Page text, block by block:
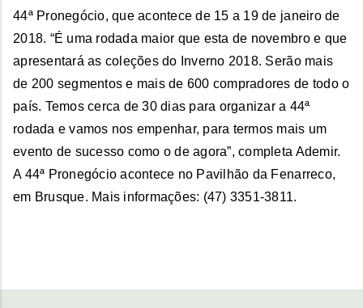
44ª Pronegócio, que acontece de 15 a 19 de janeiro de
2018. “É uma rodada maior que esta de novembro e que
apresentará as coleções do Inverno 2018. Serão mais
de 200 segmentos e mais de 600 compradores de todo o
país. Temos cerca de 30 dias para organizar a 44ª
rodada e vamos nos empenhar, para termos mais um
evento de sucesso como o de agora”, completa Ademir.
A 44ª Pronegócio acontece no Pavilhão da Fenarreco,
em Brusque. Mais informações: (47) 3351-3811.